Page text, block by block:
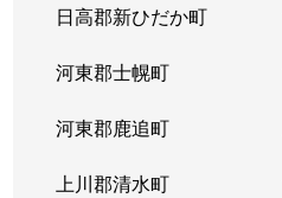
日高郡新ひだか町
河東郡士幌町
河東郡鹿追町
上川郡清水町